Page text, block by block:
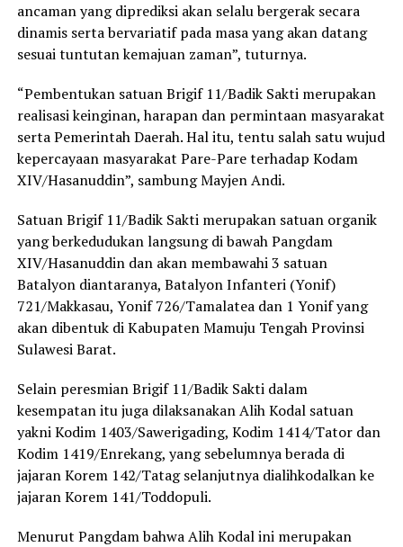
ancaman yang diprediksi akan selalu bergerak secara
dinamis serta bervariatif pada masa yang akan datang
sesuai tuntutan kemajuan zaman”, tuturnya.
“Pembentukan satuan Brigif 11/Badik Sakti merupakan
realisasi keinginan, harapan dan permintaan masyarakat
serta Pemerintah Daerah. Hal itu, tentu salah satu wujud
kepercayaan masyarakat Pare-Pare terhadap Kodam
XIV/Hasanuddin”, sambung Mayjen Andi.
Satuan Brigif 11/Badik Sakti merupakan satuan organik
yang berkedudukan langsung di bawah Pangdam
XIV/Hasanuddin dan akan membawahi 3 satuan
Batalyon diantaranya, Batalyon Infanteri (Yonif)
721/Makkasau, Yonif 726/Tamalatea dan 1 Yonif yang
akan dibentuk di Kabupaten Mamuju Tengah Provinsi
Sulawesi Barat.
Selain peresmian Brigif 11/Badik Sakti dalam
kesempatan itu juga dilaksanakan Alih Kodal satuan
yakni Kodim 1403/Sawerigading, Kodim 1414/Tator dan
Kodim 1419/Enrekang, yang sebelumnya berada di
jajaran Korem 142/Tatag selanjutnya dialihkodalkan ke
jajaran Korem 141/Toddopuli.
Menurut Pangdam bahwa Alih Kodal ini merupakan